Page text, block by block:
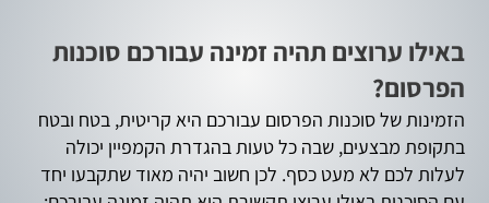
באילו ערוצים תהיה זמינה עבורכם סוכנות
הפרסום?
הזמינות של סוכנות הפרסום עבורכם היא קריטית, בטח ובטח
בתקופת מבצעים, שבה כל טעות בהגדרת הקמפיין יכולה
לעלות לכם לא מעט כסף. לכן חשוב יהיה מאוד שתקבעו יחד